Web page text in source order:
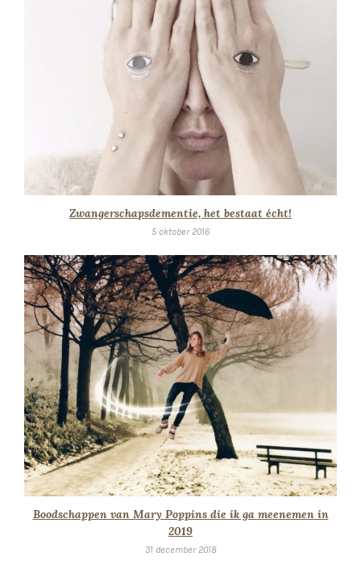
Zwangerschapsdementie, het bestaat écht!
5 oktober 2016
Boodschappen van Mary Poppins die ik ga meenemen in
2019
31 december 2018